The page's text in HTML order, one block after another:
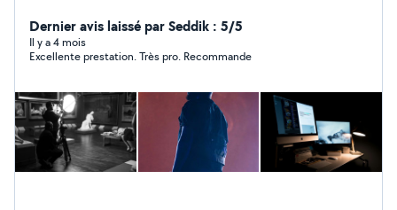
immortaliser chaque instant avec une qualité
exceptionnelle. En parallèle, nos développeurs web
spécialisés en UI/UX conçoivent et développent des
interfaces intuitives et esthétiques, transformant votre
vision en une expérience digitale immersive. Nous vous
accompagnons également sur la partie communication
avec une expertise en Google Ads, marketing digital et
mise en place de systèmes d'automatisation pour
Dernier avis laissé par Seddik : 5/5
Il y a 4 mois
Excellente prestation. Très pro. Recommande